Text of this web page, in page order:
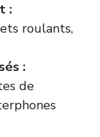
:
roulants,
:
de